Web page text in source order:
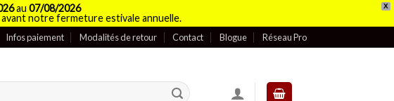
X
au 07/08/2026
notre fermeture estivale annuelle.
Infos paiement Modalités de retour Contact Blogue Réseau Pro